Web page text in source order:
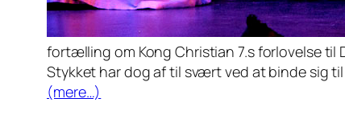
fortælling om Kong Christian 7.s forlovelse til
Stykket har dog af til svært ved at binde sig
(mere…)